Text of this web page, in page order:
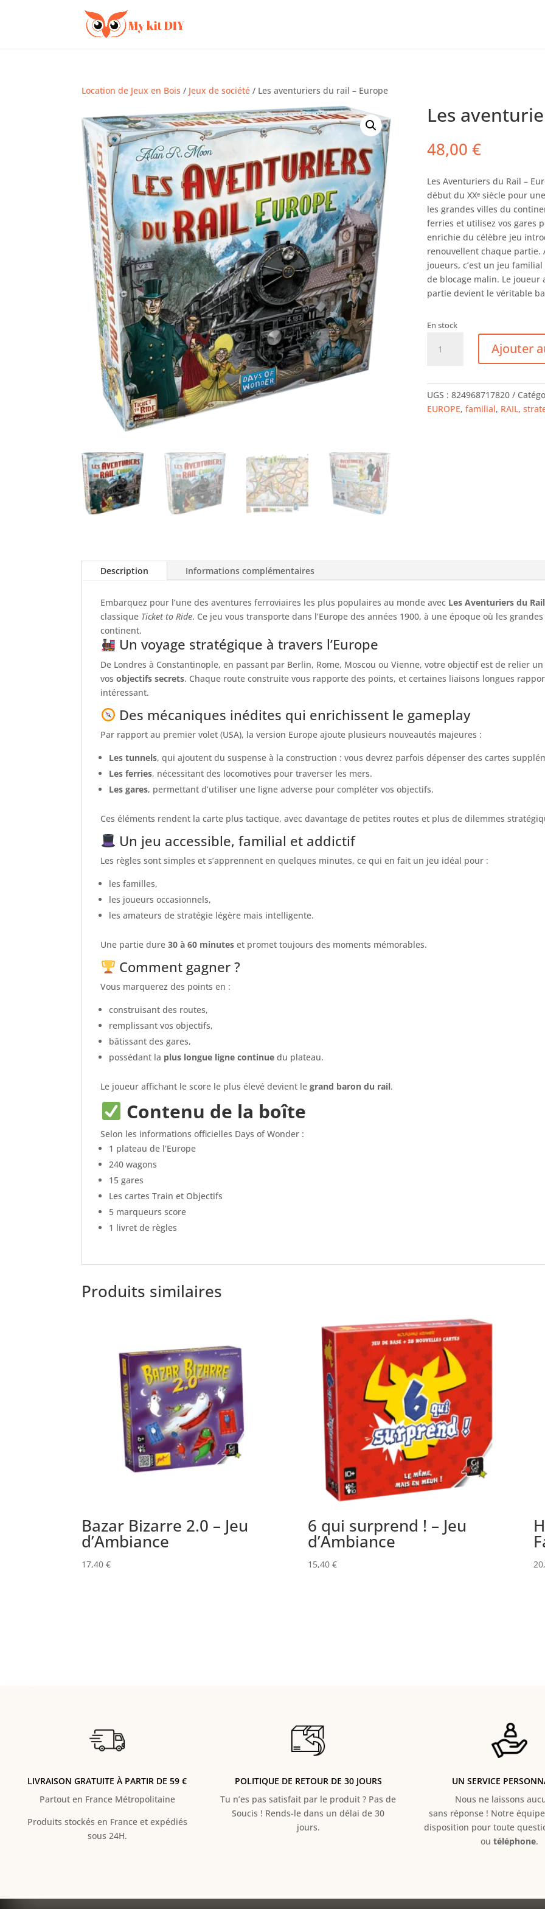
Location de Jeux en Bois / Jeux de société / Les aventuriers du rail – Europe
Les
48,00 €
Les Aventuriers du Rail –
début du XXᵉ siècle pour
les grandes villes du
ferries et utilisez vos gares
enrichie du célèbre jeu
renouvellent chaque partie.
joueurs, c’est un jeu
de blocage malin. Le
partie devient le véritable
En stock
du
rail
Ajouter
UGS : 824968717820
EUROPE, familial, RAIL,
Description Informations complémentaires
Embarquez pour l’une des aventures ferroviaires les plus populaires au monde avec Les Aventuriers du
classique Ticket to Ride. Ce jeu vous transporte dans l’Europe des années 1900, à une époque où les
continent.
Un voyage stratégique à travers l’Europe
De Londres à Constantinople, en passant par Berlin, Rome, Moscou ou Vienne, votre objectif est de relier
vosobjectifs secrets. Chaque route construite vous rapporte des points, et certaines liaisons longues
intéressant.
Des mécaniques inédites qui enrichissent le gameplay
Par rapport au premier volet (USA), la version Europe ajoute plusieurs nouveautés majeures :
Les tunnels, qui ajoutent du suspense à la construction : vous devrez parfois dépenser des cartes
Les ferries, nécessitant des locomotives pour traverser les mers.
Les gares, permettant d’utiliser une ligne adverse pour compléter vos objectifs.
Ces éléments rendent la carte plus tactique, avec davantage de petites routes et plus de dilemmes
Un jeu accessible, familial et addictif
Les règles sont simples et s’apprennent en quelques minutes, ce qui en fait un jeu idéal pour :
les familles,
les joueurs occasionnels,
les amateurs de stratégie légère mais intelligente.
Une partie dure30 à 60 minutes et promet toujours des moments mémorables.
Comment gagner ?
Vous marquerez des points en :
construisant des routes,
remplissant vos objectifs,
bâtissant des gares,
possédant la plus longue ligne continue du plateau.
Le joueur affichant le score le plus élevé devient legrand baron du rail.
Contenu de la boîte
Selon les informations officielles Days of Wonder :
1 plateau de l’Europe
240 wagons
15 gares
Les cartes Train et Objectifs
5 marqueurs score
1 livret de règles
Produits similaires
Bazar Bizarre 2.0 – Jeu
d’Ambiance
17,40€
6 qui surprend ! – Jeu
d’Ambiance
15,40 €
LIVRAISON GRATUITE À PARTIR DE 59 €
Partout en France Métropolitaine
Produits stockés en France et expédiés
sous 24H.
POLITIQUE DE RETOUR DE 30 JOURS
Tu n’es pas satisfait par le produit ? Pas de
Soucis ! Rends-le dans un délai de 30
jours.
UN SERVICE
Nous ne laissons
sans réponse ! Notre
disposition pour toute
ou téléphone.